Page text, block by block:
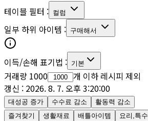
테이블 필터 : 컬럼
일부 하위 아이템 : 구매해서
이득/손해 표기법 : 기본
거래량 1000
개 이하 레시피 제외
갱신 : 2026. 8. 7. 오후 3:20:00
대성공 증가 수수료 감소
활동력 감소
즐겨찾기
생활재료 배틀아이템 요리,특수